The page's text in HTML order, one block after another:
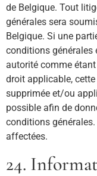
de Belgique. Tout
générales sera
Belgique. Si une
conditions générales
autorité comme
droit applicable,
supprimée et/ou
possible afin de
conditions
affectées.
24.